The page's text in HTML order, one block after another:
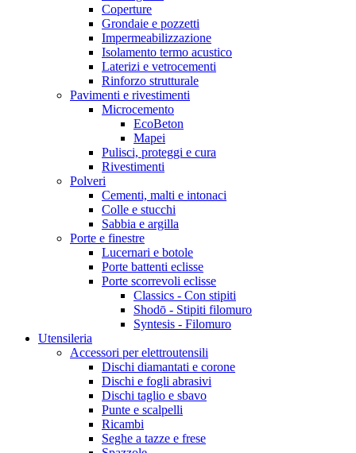
Coperture
Grondaie e pozzetti
Impermeabilizzazione
Isolamento termo acustico
Laterizi e vetrocementi
Rinforzo strutturale
Pavimenti e rivestimenti
Microcemento
EcoBeton
Mapei
Pulisci, proteggi e cura
Rivestimenti
Polveri
Cementi, malti e intonaci
Colle e stucchi
Sabbia e argilla
Porte e finestre
Lucernari e botole
Porte battenti eclisse
Porte scorrevoli eclisse
Classics - Con stipiti
Shodō - Stipiti filomuro
Syntesis - Filomuro
Utensileria
Accessori per elettroutensili
Dischi diamantati e corone
Dischi e fogli abrasivi
Dischi taglio e sbavo
Punte e scalpelli
Ricambi
Seghe a tazze e frese